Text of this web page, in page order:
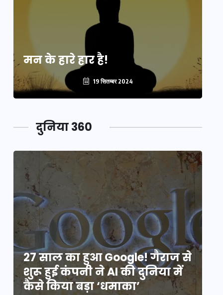
मन के हारे हार है!
19 सितम्बर 2024
दुनिया 360
27 साल का हुआ Google! गैराज से
शुरू हुई कंपनी ने AI की दुनिया में
कैसे किया बड़ा ‘धमाका’